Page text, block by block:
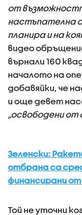
от
настъпателна
планира и на
видео
върнали 160
началото на
добавяйки, че
и още девет
„освободени от
Зеленски:
отбрана са
финансирани
Той не уточни